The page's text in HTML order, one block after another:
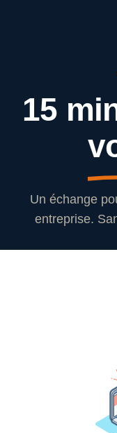
15
Un échange
entreprise.